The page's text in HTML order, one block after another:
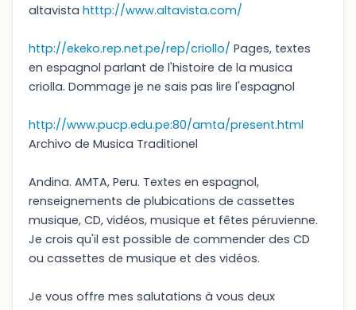
altavista htttp://www.altavista.com/
http://ekeko.rep.net.pe/rep/criollo/ Pages, textes
en espagnol parlant de l'histoire de la musica
criolla. Dommage je ne sais pas lire l'espagnol
http://www.pucp.edu.pe:80/amta/present.html
Archivo de Musica Traditionel
Andina. AMTA, Peru. Textes en espagnol,
renseignements de plubications de cassettes
musique, CD, vidéos, musique et fêtes péruvienne.
Je crois qu'il est possible de commender des CD
ou cassettes de musique et des vidéos.
Je vous offre mes salutations à vous deux